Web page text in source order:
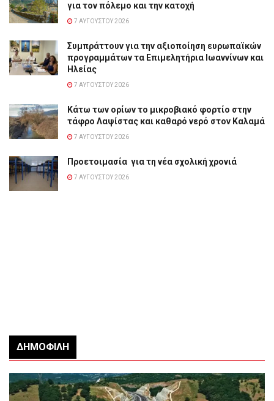
για τον πόλεμο και την κατοχή
7 ΑΥΓΟΎΣΤΟΥ 2026
Συμπράττουν για την αξιοποίηση ευρωπαϊκών
προγραμμάτων τα Επιμελητήρια Ιωαννίνων και
Ηλείας
7 ΑΥΓΟΎΣΤΟΥ 2026
Κάτω των ορίων το μικροβιακό φορτίο στην
τάφρο Λαψίστας και καθαρό νερό στον Καλαμά
7 ΑΥΓΟΎΣΤΟΥ 2026
Προετοιμασία για τη νέα σχολική χρονιά
7 ΑΥΓΟΎΣΤΟΥ 2026
ΔΗΜΟΦΙΛΉ